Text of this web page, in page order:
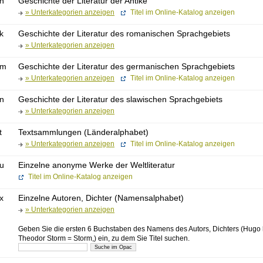
» Unterkategorien anzeigen Titel im Online-Katalog anzeigen
Geschichte der Literatur des romanischen Sprachgebiets
» Unterkategorien anzeigen
Geschichte der Literatur des germanischen Sprachgebiets
» Unterkategorien anzeigen Titel im Online-Katalog anzeigen
Geschichte der Literatur des slawischen Sprachgebiets
» Unterkategorien anzeigen
Textsammlungen (Länderalphabet)
» Unterkategorien anzeigen Titel im Online-Katalog anzeigen
Einzelne anonyme Werke der Weltliteratur
Titel im Online-Katalog anzeigen
Einzelne Autoren, Dichter (Namensalphabet)
» Unterkategorien anzeigen
Geben Sie die ersten 6 Buchstaben des Namens des Autors, Dichters (Hugo
Theodor Storm = Storm,) ein, zu dem Sie Titel suchen.